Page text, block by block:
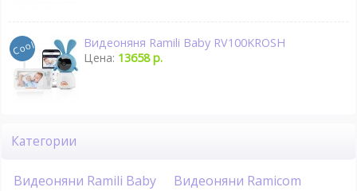
Видеоняня Ramili Baby RV100KROSH
Цена: 13658 р.
Категории
Видеоняни Ramili Baby
Видеоняни Ramicom